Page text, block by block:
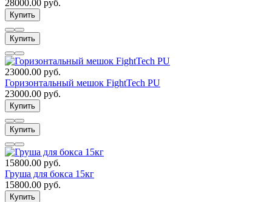
28000.00 руб.
Купить
Купить
23000.00 руб.
Горизонтальный мешок FightTech PU
23000.00 руб.
Купить
Купить
15800.00 руб.
Груша для бокса 15кг
15800.00 руб.
Купить